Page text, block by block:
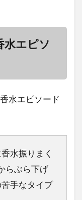
水エピソ
水エピソード
水振りまく
らぶら下げ
手なタイプ